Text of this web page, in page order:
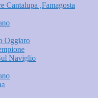
Cantalupa ​,Famagosta​
Oggiaro
Naviglio